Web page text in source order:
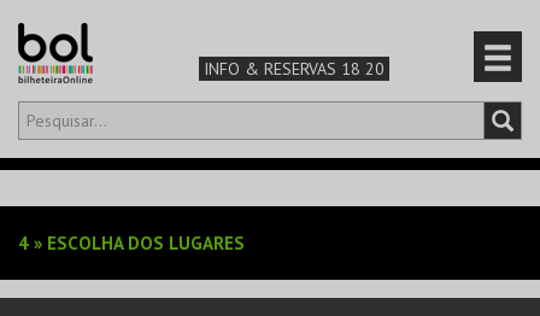
INFO & RESERVAS 18 20
Olá,iniciar sessão
TEATRO & ARTE
4 » ESCOLHA DOS LUGARES